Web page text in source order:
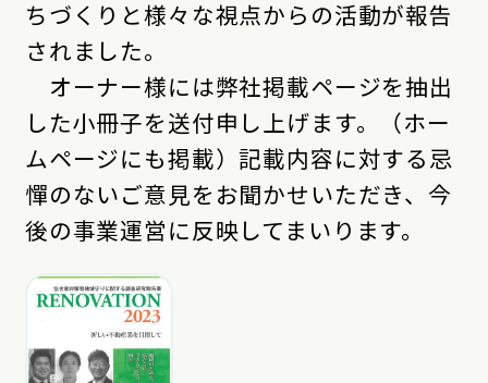
ちづくりと様々な視点からの活動が報告
されました。
オーナー様には弊社掲載ページを抽出
した小冊子を送付申し上げます。（ホー
ムページにも掲載）記載内容に対する忌
憚のないご意見をお聞かせいただき、今
後の事業運営に反映してまいります。